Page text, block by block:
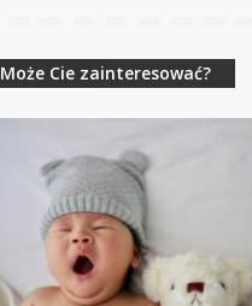
Może Cie zainteresować?